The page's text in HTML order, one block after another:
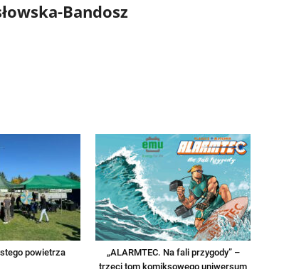
Bandosz
powietrza
„ALARMTEC. Na fali przygody” –
trzeci tom komiksowego uniwersum